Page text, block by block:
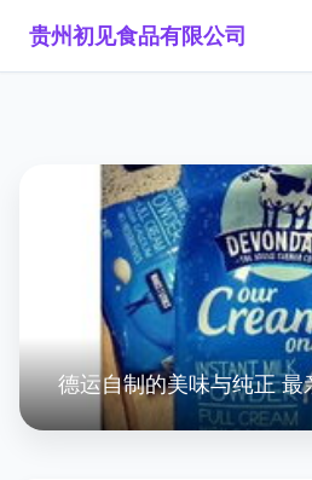
贵州初见食品有限公司
德运自制的美味与纯正 最